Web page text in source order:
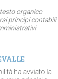
organico
principi contabili
ha avviato la